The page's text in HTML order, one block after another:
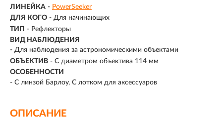
ЛИНЕЙКА - PowerSeeker
ДЛЯ КОГО - Для начинающих
ТИП - Рефлекторы
ВИД НАБЛЮДЕНИЯ
- Для наблюдения за астрономическими объектами
ОБЪЕКТИВ - С диаметром объектива 114 мм
ОСОБЕННОСТИ
- С линзой Барлоу С лотком для аксессуаров
ОПИСАНИЕ